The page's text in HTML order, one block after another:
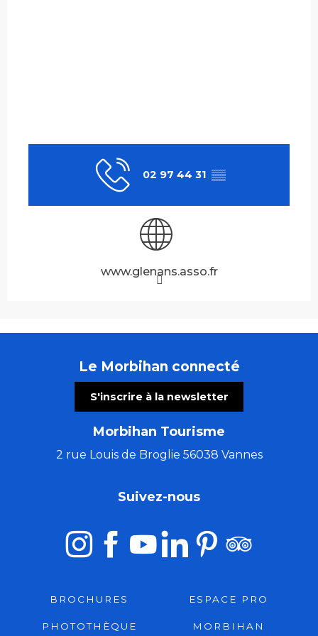
02 97 44 31 ▒▒
www.glenans.asso.fr
Le Morbihan connecté
S'inscrire à la newsletter
Morbihan Tourisme
2 rue Louis de Broglie 56038 Vannes
Suivez-nous
BROCHURES ESPACE PRO
PHOTOTHÈQUE
MORBIHAN